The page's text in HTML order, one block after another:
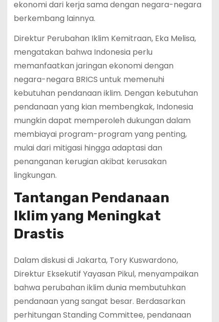
ekonomi dari kerja sama dengan negara-negara
berkembang lainnya.
Direktur Perubahan Iklim Kemitraan, Eka Melisa,
mengatakan bahwa Indonesia perlu
memanfaatkan jaringan ekonomi dengan
negara-negara BRICS untuk memenuhi
kebutuhan pendanaan iklim. Dengan kebutuhan
pendanaan yang kian membengkak, Indonesia
mungkin dapat memperoleh dukungan dalam
membiayai program-program yang penting,
mulai dari mitigasi hingga adaptasi dan
penanganan kerugian akibat kerusakan
lingkungan.
Tantangan Pendanaan
Iklim yang Meningkat
Drastis
Dalam diskusi di Jakarta, Tory Kuswardono,
Direktur Eksekutif Yayasan Pikul, menyampaikan
bahwa perubahan iklim dunia membutuhkan
pendanaan yang sangat besar. Berdasarkan
perhitungan Standing Committee, pendanaan